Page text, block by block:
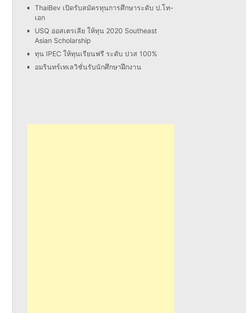
ThaiBev เปิดรับสมัครทุนการศึกษาระดับ ป.โท-
เอก
USQ ออสเตรเลีย ให้ทุน 2020 Southeast
Asian Scholarship
ทุน IPEC ให้ทุนเรียนฟรี ระดับ ปวส 100%
อมรินทร์เทเลวิชั่นรับนักศึกษาฝึกงาน